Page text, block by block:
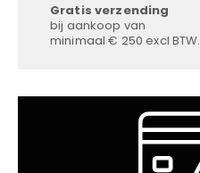
Gratis verzending
bij aankoop van
minimaal € 250 excl BTW.